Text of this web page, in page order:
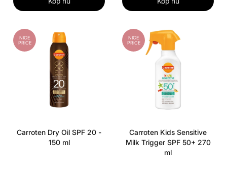
NICE
PRICE
Carroten Dry Oil SPF 20 -
150 ml
NICE
PRICE
Carroten Kids Sensitive
Milk Trigger SPF 50+ 270
ml